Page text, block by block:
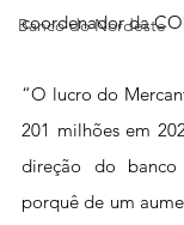
Banco do Nordeste
coordenador da
“O lucro do
201 milhões em
direção do
porquê de um